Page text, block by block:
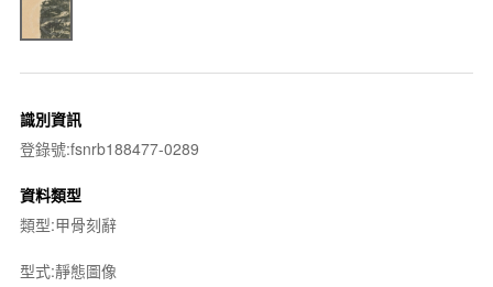
識別資訊
登錄號:fsnrb188477-0289
資料類型
類型:甲骨刻辭
型式:靜態圖像